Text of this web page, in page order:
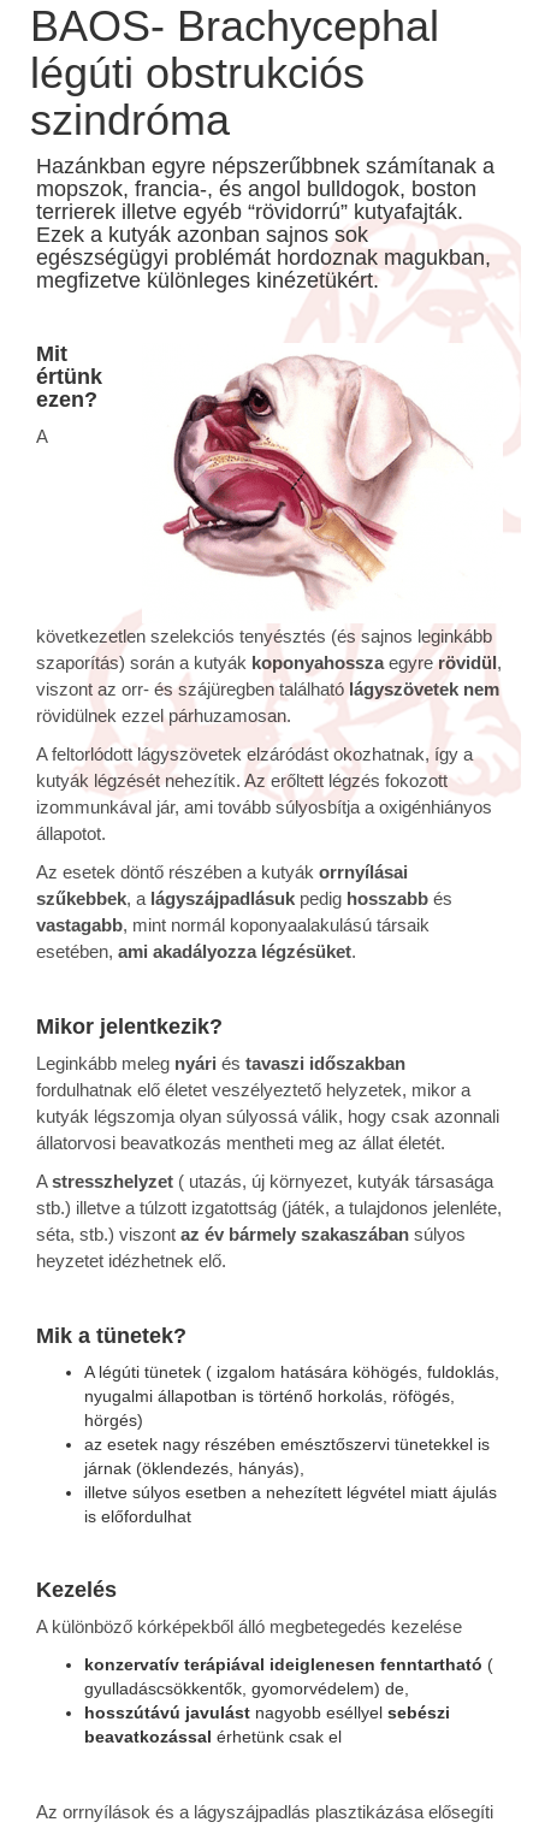
BAOS- Brachycephal
légúti obstrukciós
szindróma
Hazánkban egyre népszerűbbnek számítanak a
mopszok, francia-, és angol bulldogok, boston
terrierek illetve egyéb “rövidorrú” kutyafajták.
Ezek a kutyák azonban sajnos sok
egészségügyi problémát hordoznak magukban,
megfizetve különleges kinézetükért.
Mit
értünk
ezen?
A
következetlen szelekciós tenyésztés (és sajnos leginkább
szaporítás) során a kutyák koponyahosszaegyrerövidül,
viszont az orr- és szájüregben található lágyszövetek nem
rövidülnek ezzel párhuzamosan.
A feltorlódott lágyszövetek elzáródást okozhatnak, így a
kutyák légzését nehezítik. Az erőltett légzés fokozott
izommunkával jár, ami tovább súlyosbítja a oxigénhiányos
állapotot.
Az esetek döntő részében a kutyák orrnyílásai
szűkebbek, a lágyszájpadlásuk pedig hosszabb és
vastagabb, mint normál koponyaalakulású társaik
esetében, ami akadályozza légzésüket.
Mikor jelentkezik?
Leginkább meleg nyári és tavaszi időszakban
fordulhatnak elő életet veszélyeztető helyzetek, mikor a
kutyák légszomja olyan súlyossá válik, hogy csak azonnali
állatorvosi beavatkozás mentheti meg az állat életét.
Astresszhelyzet ( utazás, új környezet, kutyák társasága
stb.) illetve a túlzott izgatottság (játék, a tulajdonos jelenléte,
séta, stb.) viszont az év bármely szakaszában súlyos
heyzetet idézhetnek elő.
Mik a tünetek?
A légúti tünetek ( izgalom hatására köhögés, fuldoklás,
nyugalmi állapotban is történő horkolás, röfögés,
hörgés)
az esetek nagy részében emésztőszervi tünetekkel is
járnak (öklendezés, hányás),
illetve súlyos esetben a nehezített légvétel miatt ájulás
is előfordulhat
Kezelés
A különböző kórképekből álló megbetegedés kezelése
konzervatív terápiával ideiglenesen fenntartható (
gyulladáscsökkentők, gyomorvédelem) de,
hosszútávú javulást nagyobb eséllyel sebészi
beavatkozással érhetünk csak el
Az orrnyílások és a lágyszájpadlás plasztikázása elősegíti